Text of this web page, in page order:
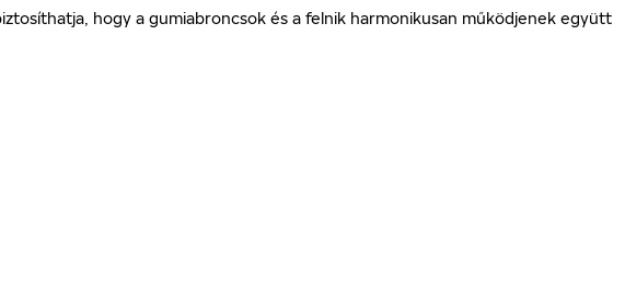
hogy a gumiabroncsok és a felnik harmonikusan működjenek együtt